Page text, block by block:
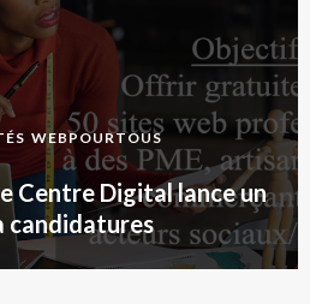
WEBPOURTOUS
Centre Digital lance un
candidatures